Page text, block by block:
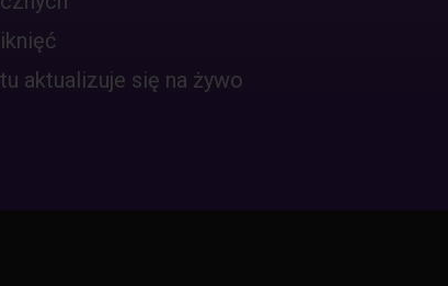
aktualizuje się na żywo